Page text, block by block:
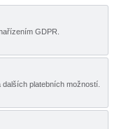
GDPR.
platebních možností.